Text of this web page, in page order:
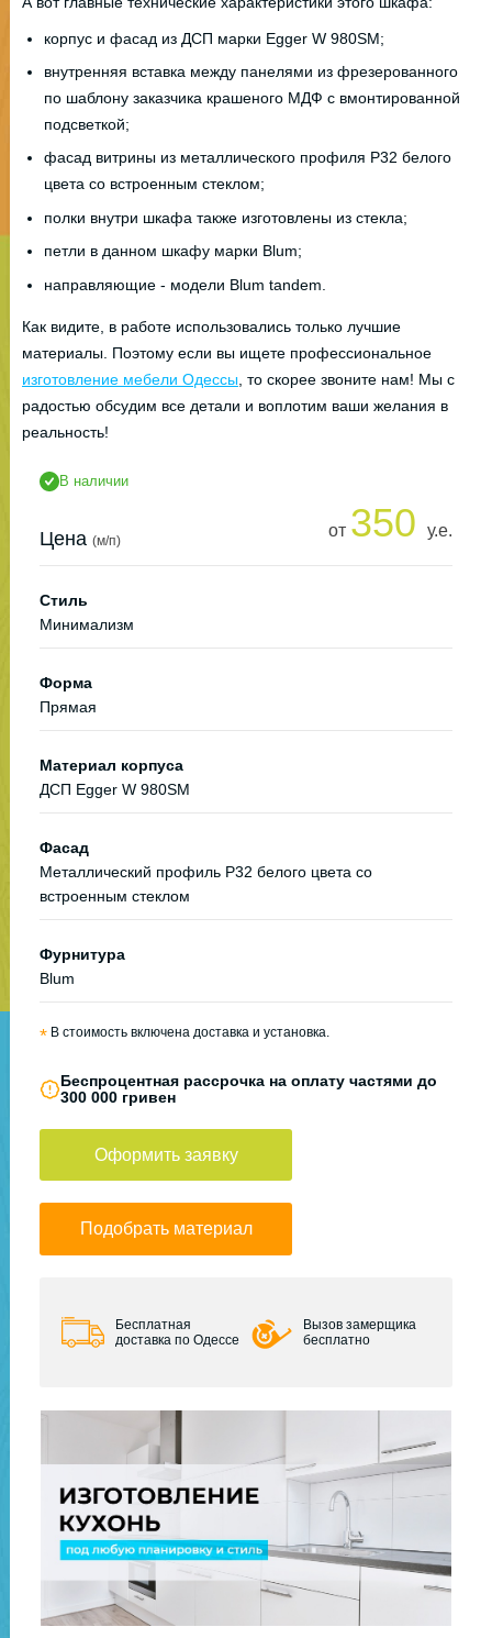
корпус и фасад из ДСП марки Egger W 980SM;
внутренняя вставка между панелями из фрезерованного
по шаблону заказчика крашеного МДФ с вмонтированной
подсветкой;
фасад витрины из металлического профиля Р32 белого
цвета со встроенным стеклом;
полки внутри шкафа также изготовлены из стекла;
петли в данном шкафу марки Blum;
направляющие - модели Blum tandem.
Как видите, в работе использовались только лучшие
материалы. Поэтому если вы ищете профессиональное
изготовление мебели Одессы , то скорее звоните нам! Мы с
радостью обсудим все детали и воплотим ваши желания в
реальность!
В наличии
Цена (м/п)
от 350 у.е.
Стиль
Минимализм
Форма
Прямая
Материал корпуса
ДСП Egger W 980SM
Фасад
Металлический профиль Р32 белого цвета со
встроенным стеклом
Фурнитура
Blum
* В стоимость включена доставка и установка.
Беспроцентная рассрочка на оплату частями до
300 000 гривен
Оформить заявку
Подобрать материал
Бесплатная
доставка по Одессе
Вызов замерщика
бесплатно